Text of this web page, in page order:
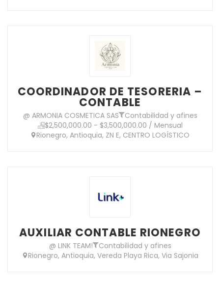
COORDINADOR DE TESORERIA –
CONTABLE
@ ARMONIA COSMETICA SAS
Contabilidad y afines
$2,500,000.00 - $3,500,000.00 / Mensual
Rionegro, Antioquia, ZN E, CENTRO LOGÍSTICO
AUXILIAR CONTABLE RIONEGRO
@ LINK TEAM!
Contabilidad y afines
Rionegro, Antioquia, Vereda Playa Rica, Via Sajonia